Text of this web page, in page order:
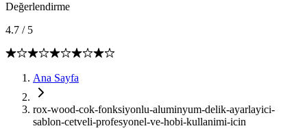
Değerlendirme
4.7 / 5
Ana Sayfa
rox-wood-cok-fonksiyonlu-aluminyum-delik-ayarlayici-
sablon-cetveli-profesyonel-ve-hobi-kullanimi-icin